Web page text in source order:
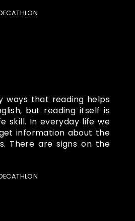
ways that reading helps
but reading itself is
skill. In everyday life we
information about the
There are signs on the